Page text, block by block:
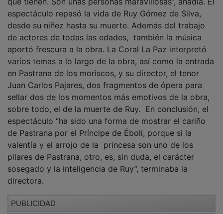
espectáculo repasó la vida de Ruy Gómez de Silva,
desde su niñez hasta su muerte. Además del trabajo
de actores de todas las edades, también la música
aportó frescura a la obra. La Coral La Paz interpretó
varios temas a lo largo de la obra, así como la entrada
en Pastrana de los moriscos, y su director, el tenor
Juan Carlos Pajares, dos fragmentos de ópera para
sellar dos de los momentos más emotivos de la obra,
sobre todo, el de la muerte de Ruy. En conclusión, el
espectáculo “ha sido una forma de mostrar el cariño
de Pastrana por el Príncipe de Éboli, porque si la
valentía y el arrojo de la princesa son uno de los
pilares de Pastrana, otro, es, sin duda, el carácter
sosegado y la inteligencia de Ruy”, terminaba la
directora.